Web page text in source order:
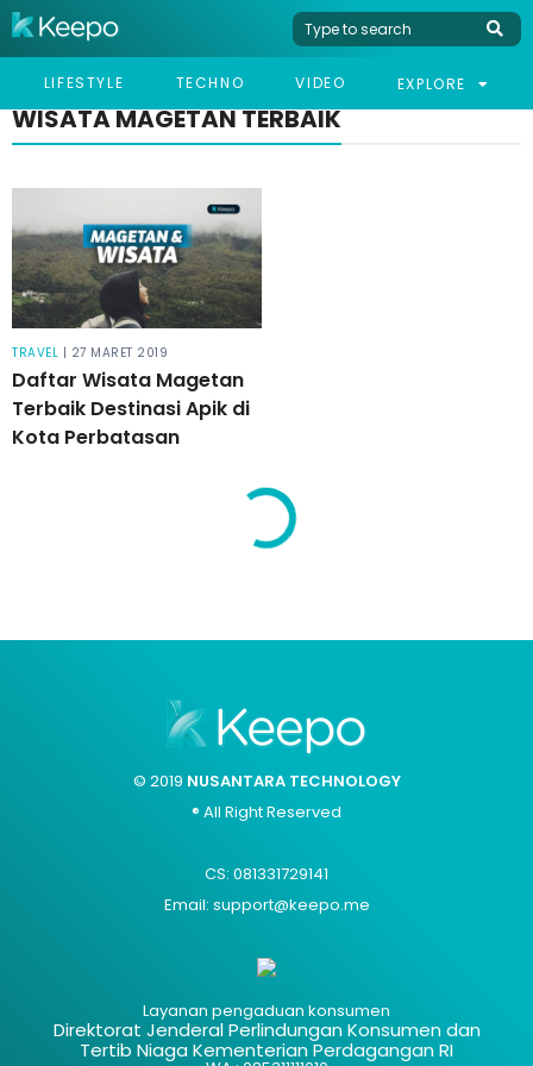
LIFESTYLE TECHNO VIDEO EXPLORE
WISATA MAGETAN TERBAIK
TRAVEL | 27 MARET 2019
Daftar Wisata Magetan
Terbaik Destinasi Apik di
Kota Perbatasan
© 2019 NUSANTARA TECHNOLOGY
® All Right Reserved
CS: 081331729141
Email: support@keepo.me
Layanan pengaduan konsumen
Direktorat Jenderal Perlindungan Konsumen dan
Tertib Niaga Kementerian Perdagangan RI